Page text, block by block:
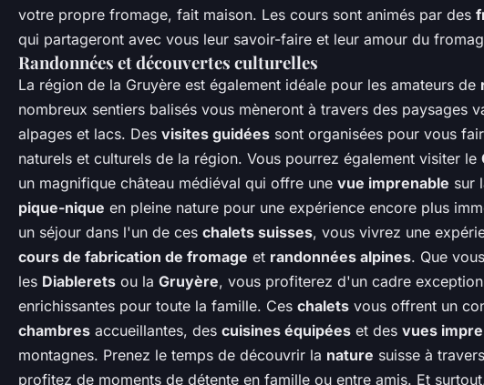
votre propre fromage, fait maison. Les cours sont animés par des
qui partageront avec vous leur savoir-faire et leur amour du
Randonnées et découvertes culturelles
La région de la Gruyère est également idéale pour les amateurs de
nombreux sentiers balisés vous mèneront à travers des paysages
alpages et lacs. Des visites guidées sont organisées pour vous
naturels et culturels de la région. Vous pourrez également visiter le
un magnifique château médiéval qui offre une vue imprenable sur
pique-nique en pleine nature pour une expérience encore plus
un séjour dans l'un de ces chalets suisses, vous vivrez une
cours de fabrication de fromage et randonnées alpines. Que
les Diablerets ou la Gruyère, vous profiterez d'un cadre
enrichissantes pour toute la famille. Ces chalets vous offrent un
chambres accueillantes, des cuisines équipées et des vues
montagnes. Prenez le temps de découvrir la nature suisse à
profitez de moments de détente en famille ou entre amis. Et